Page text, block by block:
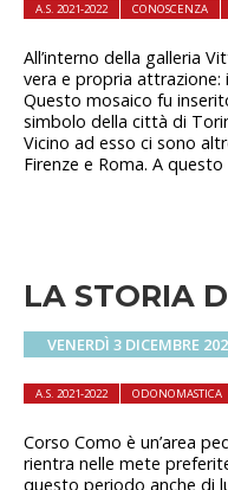
A.S. 2021-2022 CONOSCENZA
All’interno della galleria
vera e propria
Questo mosaico fu
simbolo della città di
Vicino ad esso ci sono
Firenze e Roma. A
LA STORIA
VENERDÌ 3 DICEMBRE
A.S. 2021-2022 ODONOMASTICA
Corso Como è un’area
rientra nelle mete
questo periodo anche di